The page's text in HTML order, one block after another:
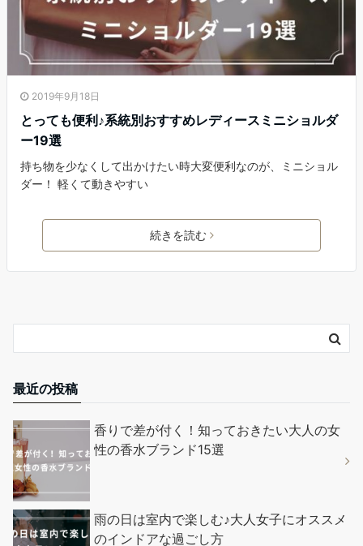
2019年9月18日
とっても便利♪系統別おすすめレディースミニショルダ
ー19選
持ち物を少なくして出かけたい時大変便利なのが、ミニショル
ダー！ 軽くて動きやすい
続きを読む
最近の投稿
香りで差が付く！知っておきたい大人の女
性の香水ブランド15選
雨の日は室内で楽しむ♪大人女子にオススメ
のインドアな過ごし方